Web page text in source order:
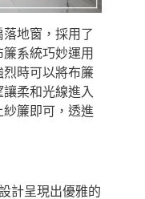
地窗，採用了
系統巧妙運用
烈時可以將布簾
柔和光線進入
紗簾即可，透進
計呈現出優雅的